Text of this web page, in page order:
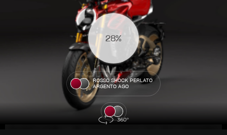
La conducimos. La lucimos
31%
ROSSO SHOCK PERLATO
ARGENTO AGO